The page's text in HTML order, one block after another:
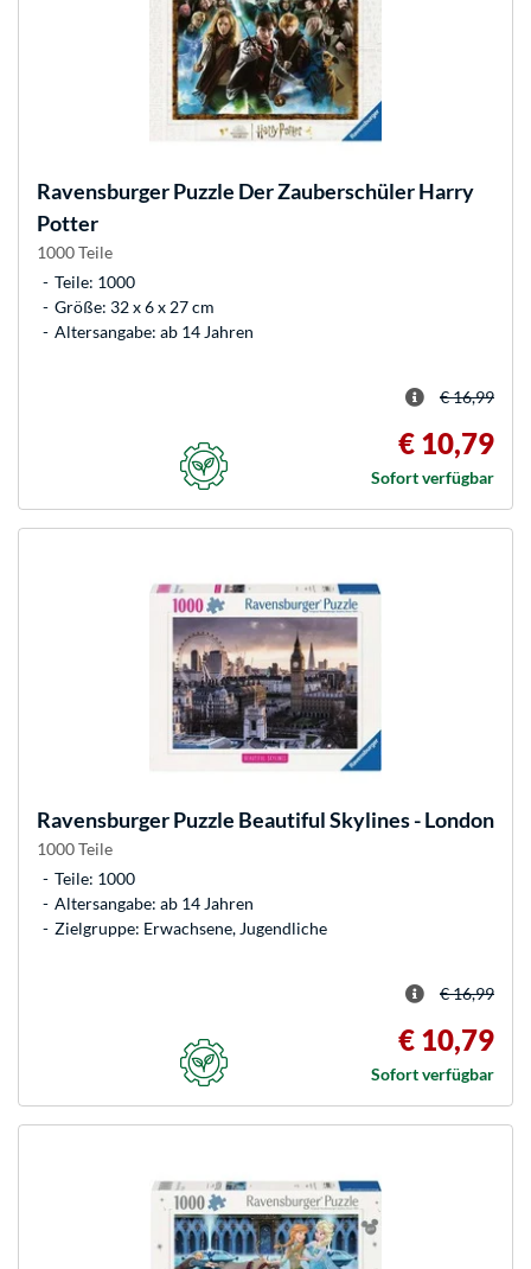
RavensburgerPuzzle Der Zauberschüler Harry
Potter
1000 Teile
Teile: 1000
Größe: 32 x 6 x 27 cm
Altersangabe: ab 14 Jahren
€ 16,99
€ 10,79
Sofort verfügbar
RavensburgerPuzzle Beautiful Skylines - London
1000 Teile
Teile: 1000
Altersangabe: ab 14 Jahren
Zielgruppe: Erwachsene, Jugendliche
€ 16,99
€ 10,79
Sofort verfügbar